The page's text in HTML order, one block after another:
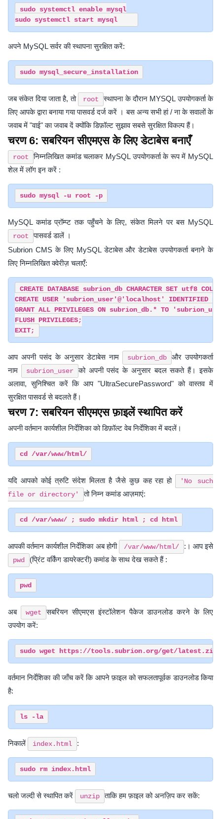
sudo systemctl enable mysql
अपने MySQL सर्वर की स्थापना सुरक्षित करें:
जब संकेत दिया जाता है, तो root
स्थापना के दौरान MYSQL उपयोगकर्ता के
लिए आपके द्वारा बनाया गया पासवर्ड दर्ज करें । बस अन्य सभी हां / ना के सवालों के
जवाब में "वाई" का जवाब दें क्योंकि डिफ़ॉल्ट सुझाव सबसे सुरक्षित विकल्प हैं।
चरण 6: सबरियन सीएमएस के लिए डेटाबेस बनाएँ
root
निम्नलिखित कमांड चलाकर MySQL उपयोगकर्ता के रूप में MySQL
शेल में लॉग इन करें :
MySQL कमांड प्रॉम्प्ट तक पहुँचने के लिए, संकेत मिलने पर बस MySQL
root
पासवर्ड डालें ।
Subrion CMS के लिए MySQL डेटाबेस और डेटाबेस उपयोगकर्ता बनाने के
लिए निम्नलिखित क्वेरीज़ चलाएँ:
CREATE DATABASE subrion_db CHARACTER SET utf8
CREATE USER 'subrion_user'@'localhost' IDENTIFIED
GRANT ALL PRIVILEGES ON subrion_db.* TO
FLUSH PRIVILEGES;
आप अपनी पसंद के अनुसार डेटाबेस नाम subrion_db
और उपयोगकर्ता
नाम
subrion_user
को अपनी पसंद के अनुसार बदल सकते हैं। इसके
अलावा, सुनिश्चित करें कि आप "UltraSecurePassword" को वास्तव में
सुरक्षित पासवर्ड से बदलते हैं।
चरण 7: सबरियन सीएमएस फ़ाइलें स्थापित करें
अपनी वर्तमान कार्यशील निर्देशिका को डिफ़ॉल्ट वेब निर्देशिका में बदलें।
यदि आपको कोई त्रुटि संदेश मिलता है जैसे कुछ कह रहा हो
'No such
file or directory'
तो निम्न कमांड आज़माएं:
आपकी वर्तमान कार्यशील निर्देशिका अब होगी /var/www/html/ :। आप इसे
pwd (प्रिंट वर्किंग डायरेक्टरी) कमांड के साथ देख सकते हैं :
अब wget
सबरियन सीएमएस इंस्टॉलेशन पैकेज डाउनलोड करने के लिए
उपयोग करें:
वर्तमान निर्देशिका की जाँच करें कि आपने फ़ाइल को सफलतापूर्वक डाउनलोड किया
है:
निकालें index.html :
चलो जल्दी से स्थापित करें unzip ताकि हम फ़ाइल को अनज़िप कर सकें: